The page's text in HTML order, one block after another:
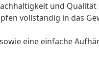
und Qualität
vollständig in das
eine einfache